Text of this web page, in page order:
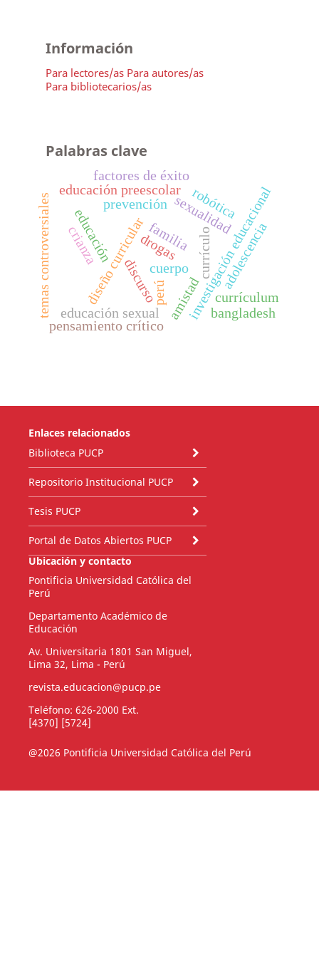
Información
Para lectores/as Para autores/as
Para bibliotecarios/as
Palabras clave
currículo
cuerpo
discurso
diseño curricular
educación investigación educacional
adolescencia
sexualidad
amistad
familia
drogas
educación sexual
prevención
educación preescolar
crianza
currículum
factores de éxito
pensamiento crítico
temas controversiales robótica
bangladesh
perú
Enlaces relacionados
Biblioteca PUCP
Repositorio Institucional PUCP
Tesis PUCP
Portal de Datos Abiertos PUCP
Ubicación y contacto
Pontificia Universidad Católica del
Perú
Departamento Académico de
Educación
Av. Universitaria 1801 San Miguel,
Lima 32, Lima - Perú
revista.educacion@pucp.pe
Teléfono: 626-2000 Ext.
[4370] [5724]
@2026 Pontificia Universidad Católica del Perú